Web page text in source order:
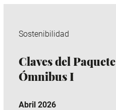
Sostenibilidad
Claves del Paquete
Ómnibus I
Abril 2026